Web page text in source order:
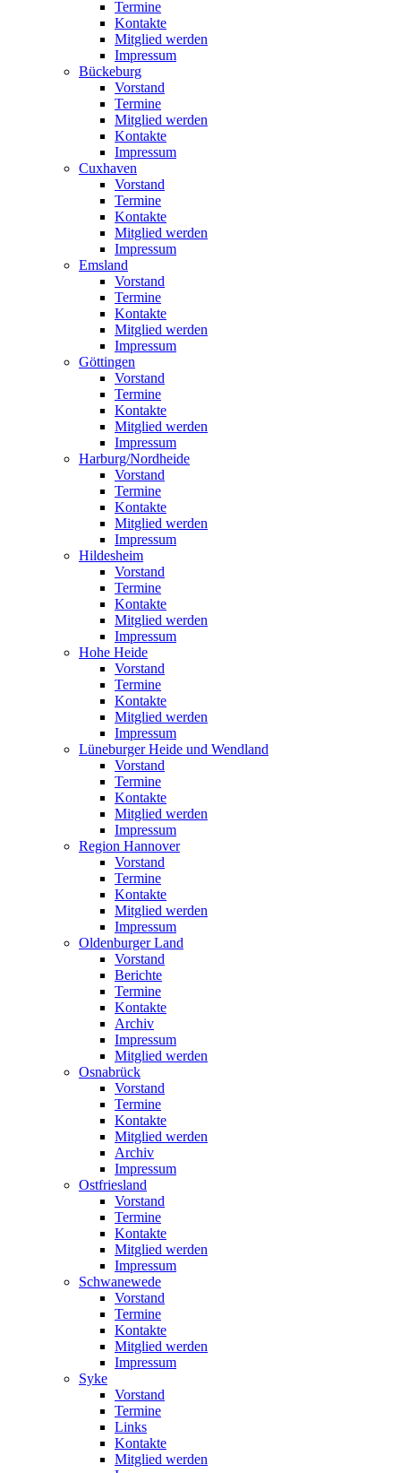
Termine
Kontakte
Mitglied werden
Impressum
Bückeburg
Vorstand
Termine
Mitglied werden
Kontakte
Impressum
Cuxhaven
Vorstand
Termine
Kontakte
Mitglied werden
Impressum
Emsland
Vorstand
Termine
Kontakte
Mitglied werden
Impressum
Göttingen
Vorstand
Termine
Kontakte
Mitglied werden
Impressum
Harburg/Nordheide
Vorstand
Termine
Kontakte
Mitglied werden
Impressum
Hildesheim
Vorstand
Termine
Kontakte
Mitglied werden
Impressum
Hohe Heide
Vorstand
Termine
Kontakte
Mitglied werden
Impressum
Lüneburger Heide und Wendland
Vorstand
Termine
Kontakte
Mitglied werden
Impressum
Region Hannover
Vorstand
Termine
Kontakte
Mitglied werden
Impressum
Oldenburger Land
Vorstand
Berichte
Termine
Kontakte
Archiv
Impressum
Mitglied werden
Osnabrück
Vorstand
Termine
Kontakte
Mitglied werden
Archiv
Impressum
Ostfriesland
Vorstand
Termine
Kontakte
Mitglied werden
Impressum
Schwanewede
Vorstand
Termine
Kontakte
Mitglied werden
Impressum
Syke
Vorstand
Termine
Links
Kontakte
Mitglied werden